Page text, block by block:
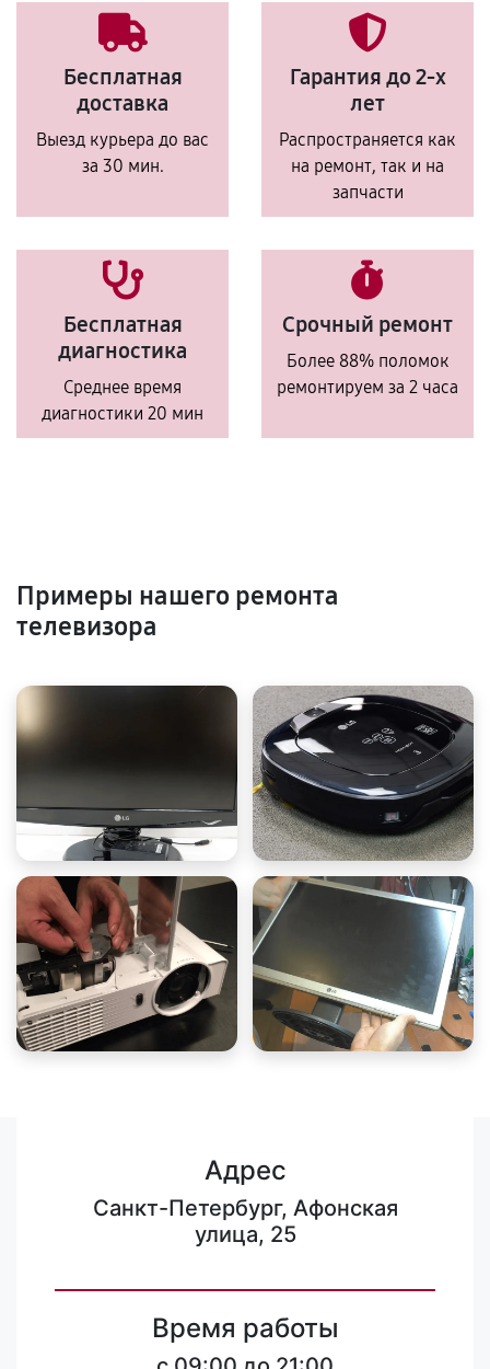
Бесплатная
доставка
Выезд курьера до вас
за 30 мин.
Гарантия до 2-х
лет
Распространяется как
на ремонт, так и на
запчасти
Бесплатная
диагностика
Среднее время
диагностики 20 мин
Срочный ремонт
Более 88% поломок
ремонтируем за 2 часа
Примеры нашего ремонта
телевизора
Адрес
Санкт-Петербург, Афонская
улица, 25
Время работы